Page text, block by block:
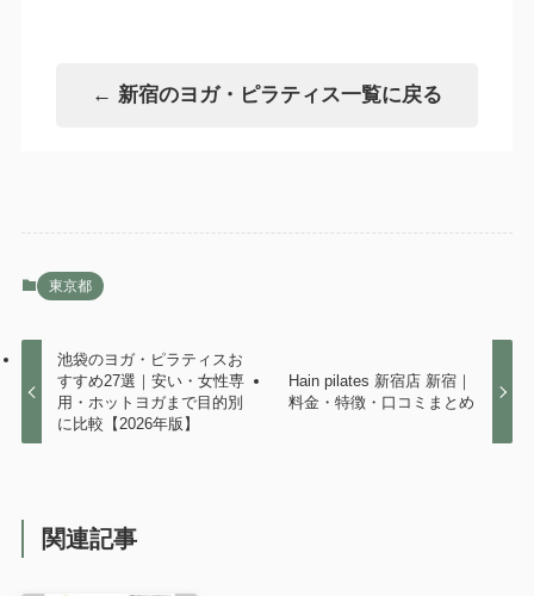
← 新宿のヨガ・ピラティス一覧に戻る
東京都
池袋のヨガ・ピラティスお
すすめ27選｜安い・女性専
用・ホットヨガまで目的別
に比較【2026年版】
Hain pilates 新宿店 新宿｜
料金・特徴・口コミまとめ
関連記事